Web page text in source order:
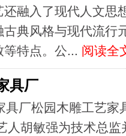
融入了现代人文思
典风格与现代流行
特点。公... 阅读全
具厂
具厂松园木雕工艺
人胡敏强为技术总